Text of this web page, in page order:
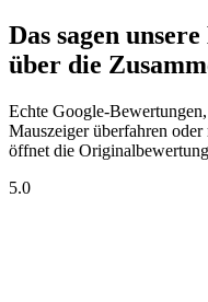
Das sagen
über die
Echte Google-
Mauszeiger überfahren
öffnet die
5.0